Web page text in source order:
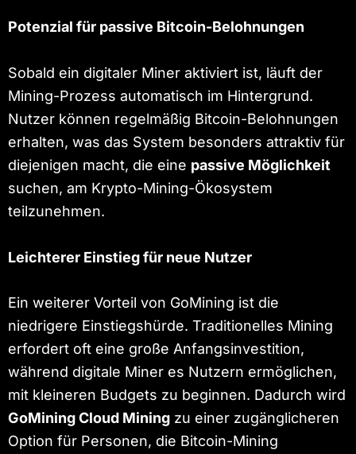
Potenzial für passive Bitcoin-Belohnungen
Sobald ein digitaler Miner aktiviert ist, läuft der
Mining-Prozess automatisch im Hintergrund.
Nutzer können regelmäßig Bitcoin-Belohnungen
erhalten, was das System besonders attraktiv für
diejenigen macht, die eine passive Möglichkeit
suchen, am Krypto-Mining-Ökosystem
teilzunehmen.
Leichterer Einstieg für neue Nutzer
Ein weiterer Vorteil von GoMining ist die
niedrigere Einstiegshürde. Traditionelles Mining
erfordert oft eine große Anfangsinvestition,
während digitale Miner es Nutzern ermöglichen,
mit kleineren Budgets zu beginnen. Dadurch wird
GoMining Cloud Mining zu einer zugänglicheren
Option für Personen, die Bitcoin-Mining